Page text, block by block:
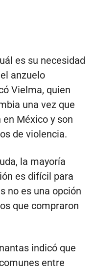
es su necesidad
anzuelo
Vielma, quien
una vez que
México y son
de violencia.
la mayoría
es difícil para
no es una opción
que compraron
indicó que
entre